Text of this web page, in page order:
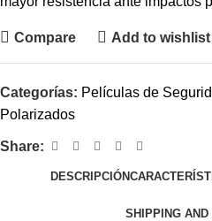
Compare Add to wishlist
Categorías: Películas de
Polarizados
Share:
DESCRIPCIÓN
SHIPPING